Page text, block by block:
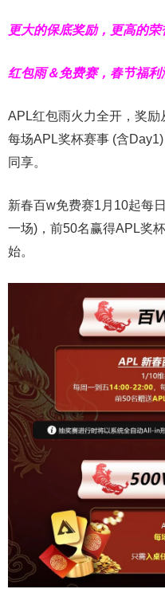
更大的保底奖励，更高的荣
红包雨＆免费赛，春节福利
APL红包雨火力全开，奖
每场APL奖杯赛事 (含
同享。
新春百w免费赛1月10起每
一场)，前50名赢得APL奖
始。